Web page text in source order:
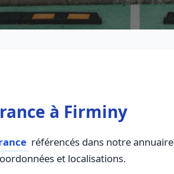
à Firminy
référencés dans notre
et localisations.